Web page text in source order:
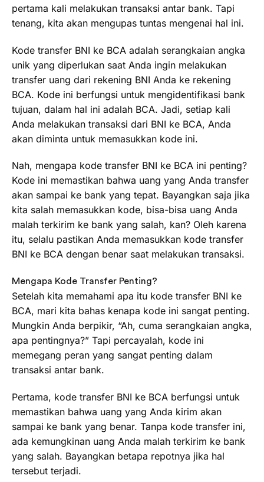
pertama kali melakukan transaksi antar bank. Tapi
tenang, kita akan mengupas tuntas mengenai hal ini.
Kode transfer BNI ke BCA adalah serangkaian angka
unik yang diperlukan saat Anda ingin melakukan
transfer uang dari rekening BNI Anda ke rekening
BCA. Kode ini berfungsi untuk mengidentifikasi bank
tujuan, dalam hal ini adalah BCA. Jadi, setiap kali
Anda melakukan transaksi dari BNI ke BCA, Anda
akan diminta untuk memasukkan kode ini.
Nah, mengapa kode transfer BNI ke BCA ini penting?
Kode ini memastikan bahwa uang yang Anda transfer
akan sampai ke bank yang tepat. Bayangkan saja jika
kita salah memasukkan kode, bisa-bisa uang Anda
malah terkirim ke bank yang salah, kan? Oleh karena
itu, selalu pastikan Anda memasukkan kode transfer
BNI ke BCA dengan benar saat melakukan transaksi.
Mengapa Kode Transfer Penting?
Setelah kita memahami apa itu kode transfer BNI ke
BCA, mari kita bahas kenapa kode ini sangat penting.
Mungkin Anda berpikir, “Ah, cuma serangkaian angka,
apa pentingnya?” Tapi percayalah, kode ini
memegang peran yang sangat penting dalam
transaksi antar bank.
Pertama, kode transfer BNI ke BCA berfungsi untuk
memastikan bahwa uang yang Anda kirim akan
sampai ke bank yang benar. Tanpa kode transfer ini,
ada kemungkinan uang Anda malah terkirim ke bank
yang salah. Bayangkan betapa repotnya jika hal
tersebut terjadi.